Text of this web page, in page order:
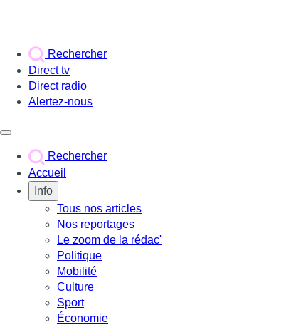
Rechercher
Direct tv
Direct radio
Alertez-nous
Rechercher
Accueil
Info
Tous nos articles
Nos reportages
Le zoom de la rédac'
Politique
Mobilité
Culture
Sport
Économie